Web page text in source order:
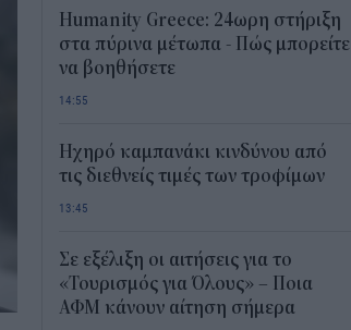
Humanity Greece: 24ωρη στήριξη
στα πύρινα μέτωπα - Πώς μπορείτε
να βοηθήσετε
14:55
Ηχηρό καμπανάκι κινδύνου από
τις διεθνείς τιμές των τροφίμων
13:45
Σε εξέλιξη οι αιτήσεις για το
«Τουρισμός για Όλους» – Ποια
ΑΦΜ κάνουν αίτηση σήμερα